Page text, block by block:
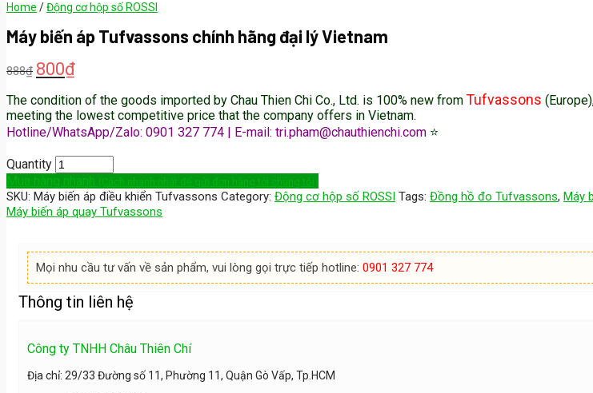
Home /Động cơ hộp số ROSSI
Máy biến áp Tufvassons chính hãng đại lý Vietnam
888₫ 800₫
The condition of the goods imported by Chau Thien Chi Co., Ltd. is 100% new from Tufvassons
meeting the lowest competitive price that the company offers in Vietnam.
Hotline/WhatsApp/Zalo: 0901 327 774 | E-mail: tri.pham@chauthienchi.com ⭐
Quantity
Mua hàng nhanh (Cách nhanh nhất để gửi đơn hàng tới chúng tôi)
SKU: Máy biến áp điều khiển Tufvassons Category: Động cơ hộp số ROSSI Tags: Đồng hồ đo Tufvassons, Máy
Máy biến áp quay Tufvassons
Mọi nhu cầu tư vấn về sản phẩm, vui lòng gọi trực tiếp hotline: 0901 327 774
Thông tin liên hệ
Công ty TNHH Châu Thiên Chí
Địa chỉ: 29/33 Đường số 11, Phường 11, Quận Gò Vấp, Tp.HCM